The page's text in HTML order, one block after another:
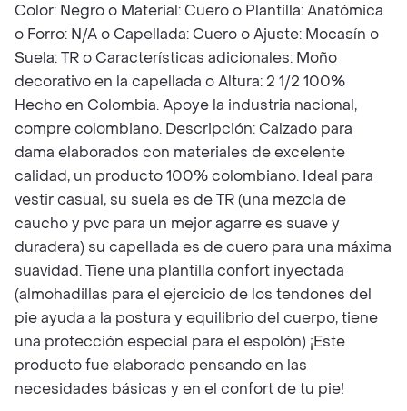
Color: Negro o Material: Cuero o Plantilla: Anatómica
o Forro: N/A o Capellada: Cuero o Ajuste: Mocasín o
Suela: TR o Características adicionales: Moño
decorativo en la capellada o Altura: 2 1/2 100%
Hecho en Colombia. Apoye la industria nacional,
compre colombiano. Descripción: Calzado para
dama elaborados con materiales de excelente
calidad, un producto 100% colombiano. Ideal para
vestir casual, su suela es de TR (una mezcla de
caucho y pvc para un mejor agarre es suave y
duradera) su capellada es de cuero para una máxima
suavidad. Tiene una plantilla confort inyectada
(almohadillas para el ejercicio de los tendones del
pie ayuda a la postura y equilibrio del cuerpo, tiene
una protección especial para el espolón) ¡Este
producto fue elaborado pensando en las
necesidades básicas y en el confort de tu pie!